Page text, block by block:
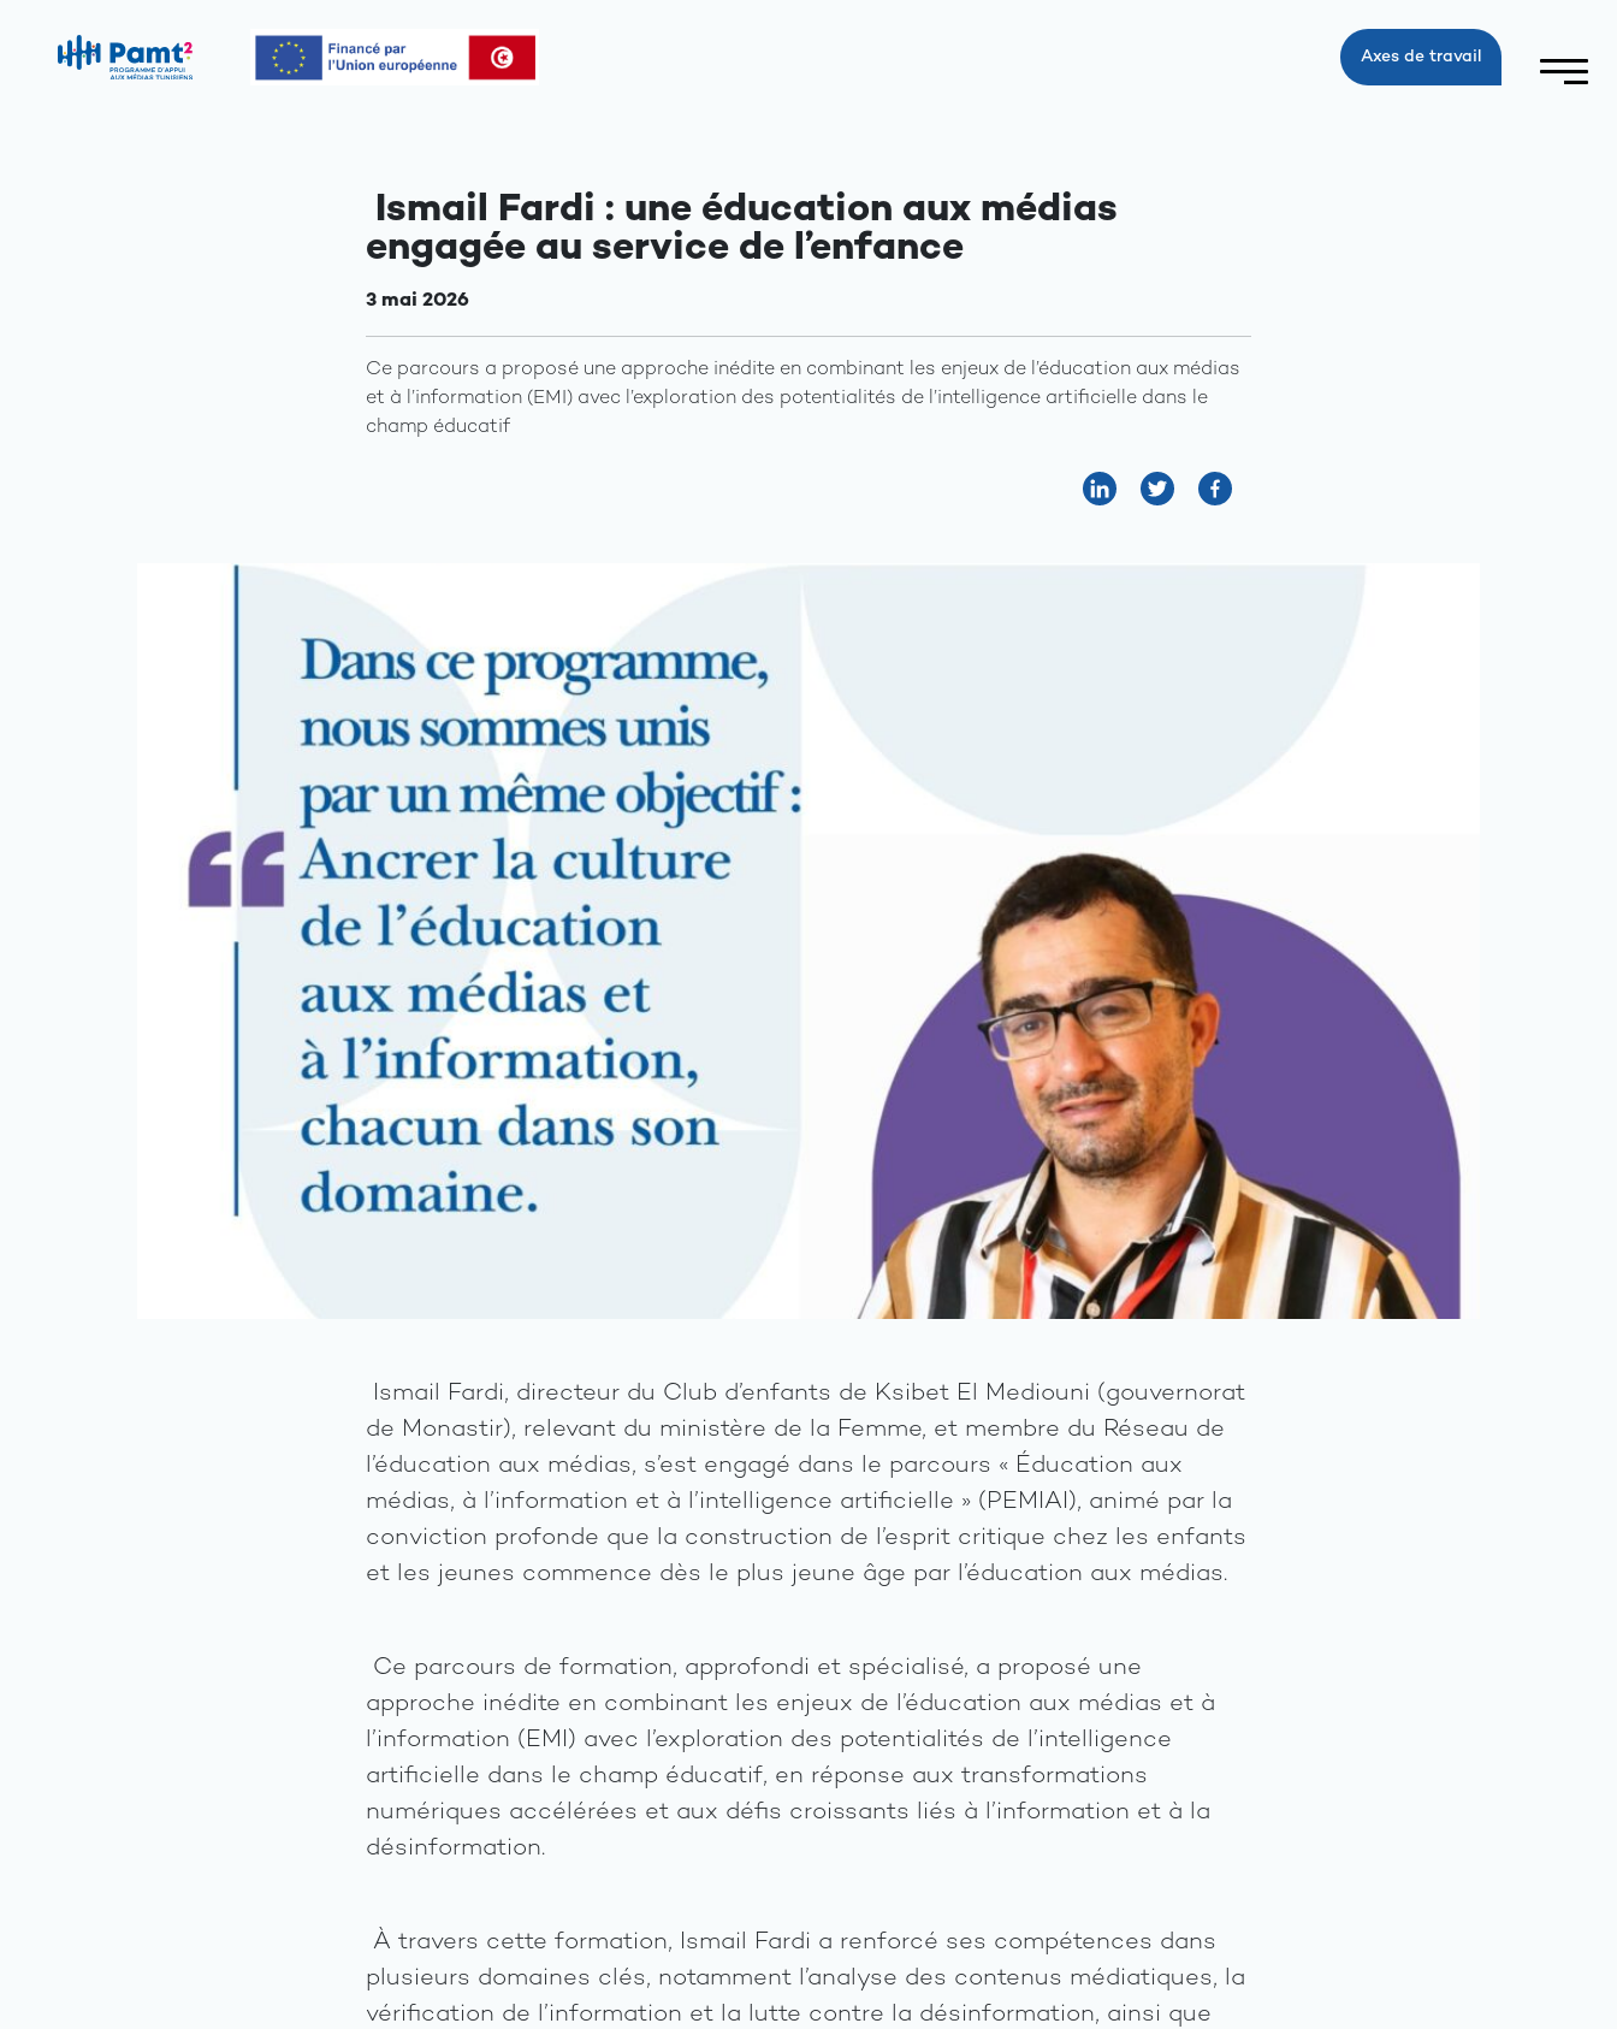
Axes de travail
Ismail Fardi : une éducation aux médias
engagée au service de l’enfance
3 mai 2026
Ce parcours a proposé une approche inédite en combinant les enjeux de l’éducation aux médias
et à l’information (EMI) avec l’exploration des potentialités de l’intelligence artificielle dans le
champ éducatif
Ismail Fardi, directeur du Club d’enfants de Ksibet El Mediouni (gouvernorat
de Monastir), relevant du ministère de la Femme, et membre du Réseau de
l’éducation aux médias, s’est engagé dans le parcours « Éducation aux
médias, à l’information et à l’intelligence artificielle » (PEMIAI), animé par la
conviction profonde que la construction de l’esprit critique chez les enfants
et les jeunes commence dès le plus jeune âge par l’éducation aux médias.
Ce parcours de formation, approfondi et spécialisé, a proposé une
approche inédite en combinant les enjeux de l’éducation aux médias et à
l’information (EMI) avec l’exploration des potentialités de l’intelligence
artificielle dans le champ éducatif, en réponse aux transformations
numériques accélérées et aux défis croissants liés à l’information et à la
désinformation.
À travers cette formation, Ismail Fardi a renforcé ses compétences dans
plusieurs domaines clés, notamment l’analyse des contenus médiatiques, la
vérification de l’information et la lutte contre la désinformation, ainsi que